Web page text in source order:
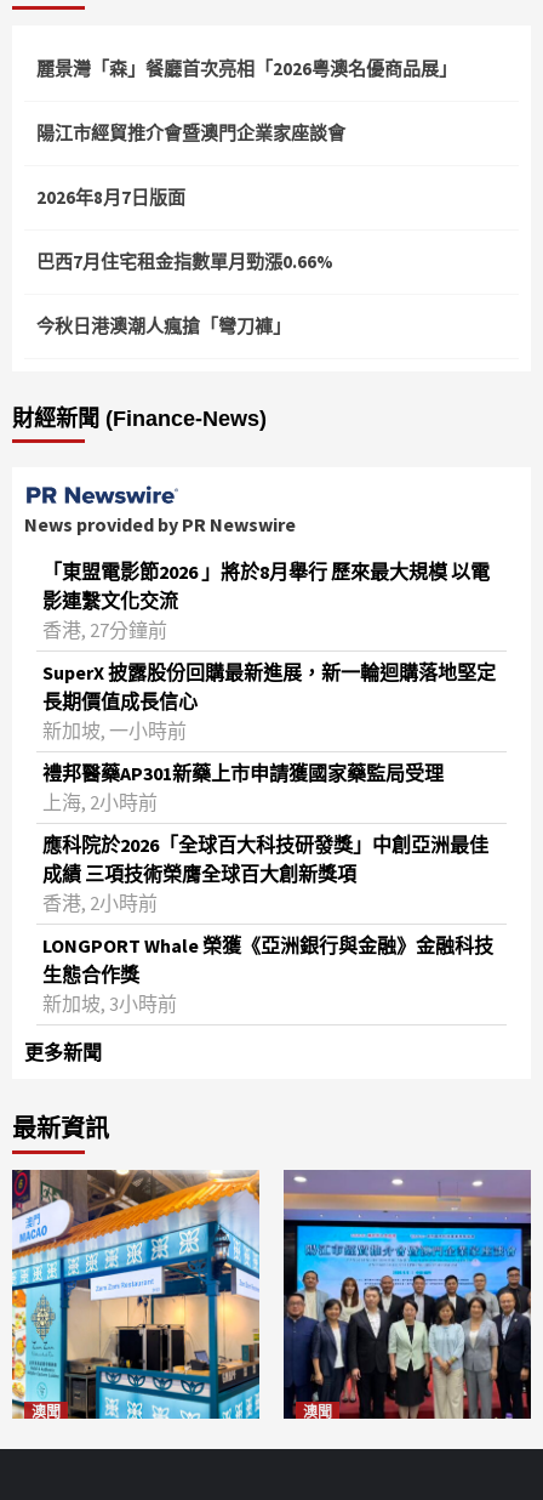
麗景灣「森」餐廳首次亮相「2026粵澳名優商品展」
陽江市經貿推介會暨澳門企業家座談會
2026年8月7日版面
巴西7月住宅租金指數單月勁漲0.66%
今秋日港澳潮人瘋搶「彎刀褲」
財經新聞 (Finance-News)
News provided by PR Newswire
「東盟電影節2026 」將於8月舉行 歷來最大規模 以電
影連繫文化交流
香港, 27分鐘前
SuperX 披露股份回購最新進展，新一輪迴購落地堅定
長期價值成長信心
新加坡, 一小時前
禮邦醫藥AP301新藥上市申請獲國家藥監局受理
上海, 2小時前
應科院於2026「全球百大科技研發獎」中創亞洲最佳
成績 三項技術榮膺全球百大創新獎項
香港, 2小時前
LONGPORT Whale 榮獲《亞洲銀行與金融》金融科技
生態合作獎
新加坡, 3小時前
更多新聞
最新資訊
澳聞 澳聞